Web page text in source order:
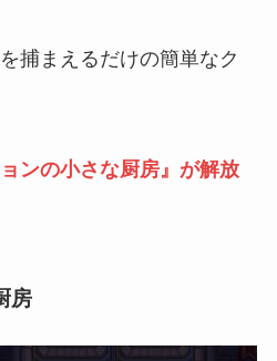
を捕まえるだけの簡単なク
ョンの小さな厨房』が解放
房